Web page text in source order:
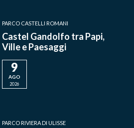
PARCO CASTELLI ROMANI
Castel Gandolfo tra Papi,
Ville e Paesaggi
9
AGO
2026
PARCO RIVIERA DI ULISSE